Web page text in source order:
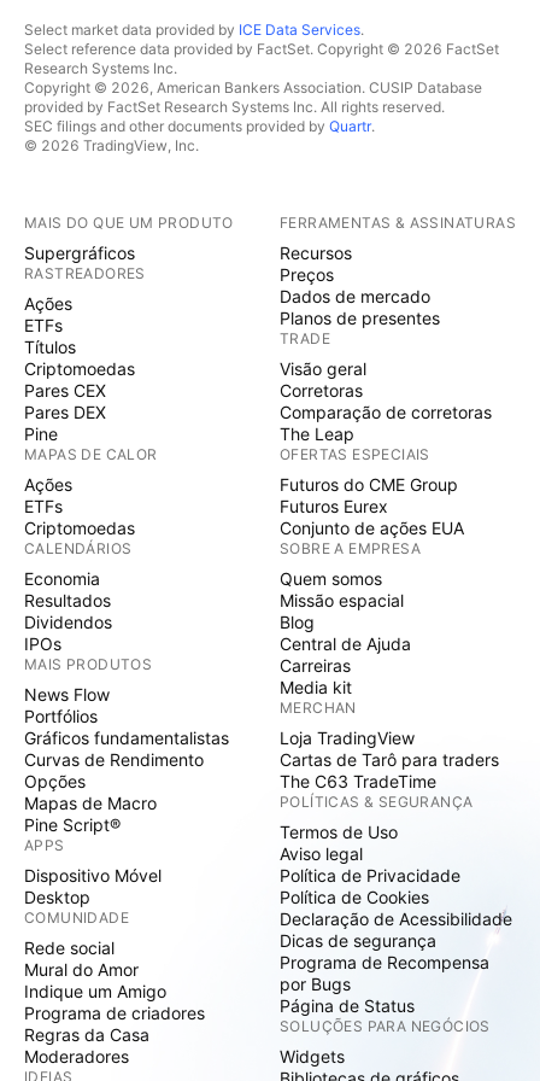
Select market data provided by ICE Data Services.
Select reference data provided by FactSet. Copyright © 2026 FactSet
Research Systems Inc.
Copyright © 2026, American Bankers Association. CUSIP Database
provided by FactSet Research Systems Inc. All rights reserved.
SEC filings and other documents provided by Quartr.
© 2026 TradingView, Inc.
MAIS DO QUE UM PRODUTO
Supergráficos
RASTREADORES
Ações
ETFs
Títulos
Criptomoedas
Pares CEX
Pares DEX
Pine
MAPAS DE CALOR
Ações
ETFs
Criptomoedas
CALENDÁRIOS
Economia
Resultados
Dividendos
IPOs
MAIS PRODUTOS
News Flow
Portfólios
Gráficos fundamentalistas
Curvas de Rendimento
Opções
Mapas de Macro
Pine Script®
APPS
Dispositivo Móvel
Desktop
COMUNIDADE
Rede social
Mural do Amor
Indique um Amigo
Programa de criadores
Regras da Casa
Moderadores
IDEIAS
FERRAMENTAS & ASSINATURAS
Recursos
Preços
Dados de mercado
Planos de presentes
TRADE
Visão geral
Corretoras
Comparação de corretoras
The Leap
OFERTAS ESPECIAIS
Futuros do CME Group
Futuros Eurex
Conjunto de ações EUA
SOBRE A EMPRESA
Quem somos
Missão espacial
Blog
Central de Ajuda
Carreiras
Media kit
MERCHAN
Loja TradingView
Cartas de Tarô para traders
The C63 TradeTime
POLÍTICAS & SEGURANÇA
Termos de Uso
Aviso legal
Política de Privacidade
Política de Cookies
Declaração de Acessibilidade
Dicas de segurança
Programa de Recompensa
por Bugs
Página de Status
SOLUÇÕES PARA NEGÓCIOS
Widgets